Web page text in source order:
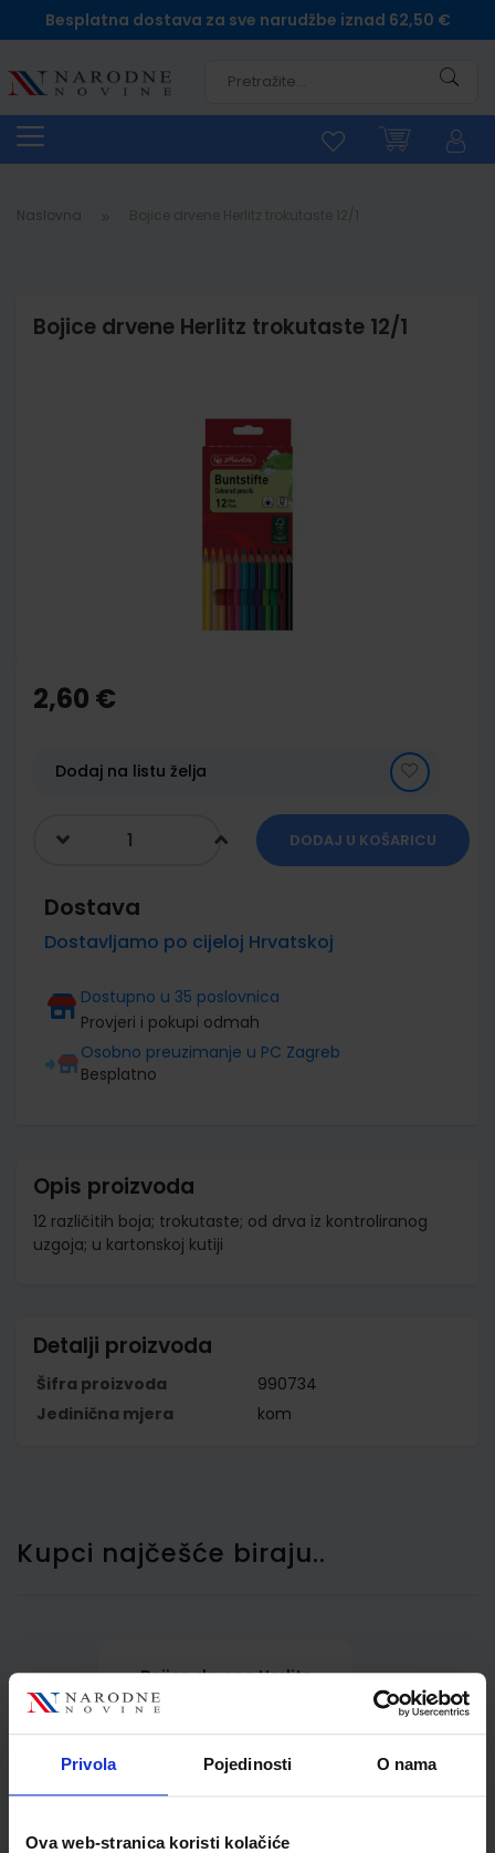
Privola Pojedinosti O nama
Ova web-stranica koristi kolačiće
Besplatna dostava za sve narudžbe iznad 62,50 €
Naslovna
Bojice drvene Herlitz trokutaste 12/1
the
beginning
gallery
2,60 €
Dodaj na listu želja
DODAJ U KOŠARICU
Dostava
Dostavljamo po cijeloj Hrvatskoj
Dostupno u 35 poslovnica
Provjeri i pokupi odmah
Osobno preuzimanje u PC Zagreb
Besplatno
Opis proizvoda
12 različitih boja; trokutaste; od drva iz kontroliranog
uzgoja; u kartonskoj kutiji
Detalji proizvoda
Šifra proizvoda
990734
Jedinična mjera
kom
Kupci najčešće biraju..
Bojice drvene Herlitz
Trilino jumbo trokutaste